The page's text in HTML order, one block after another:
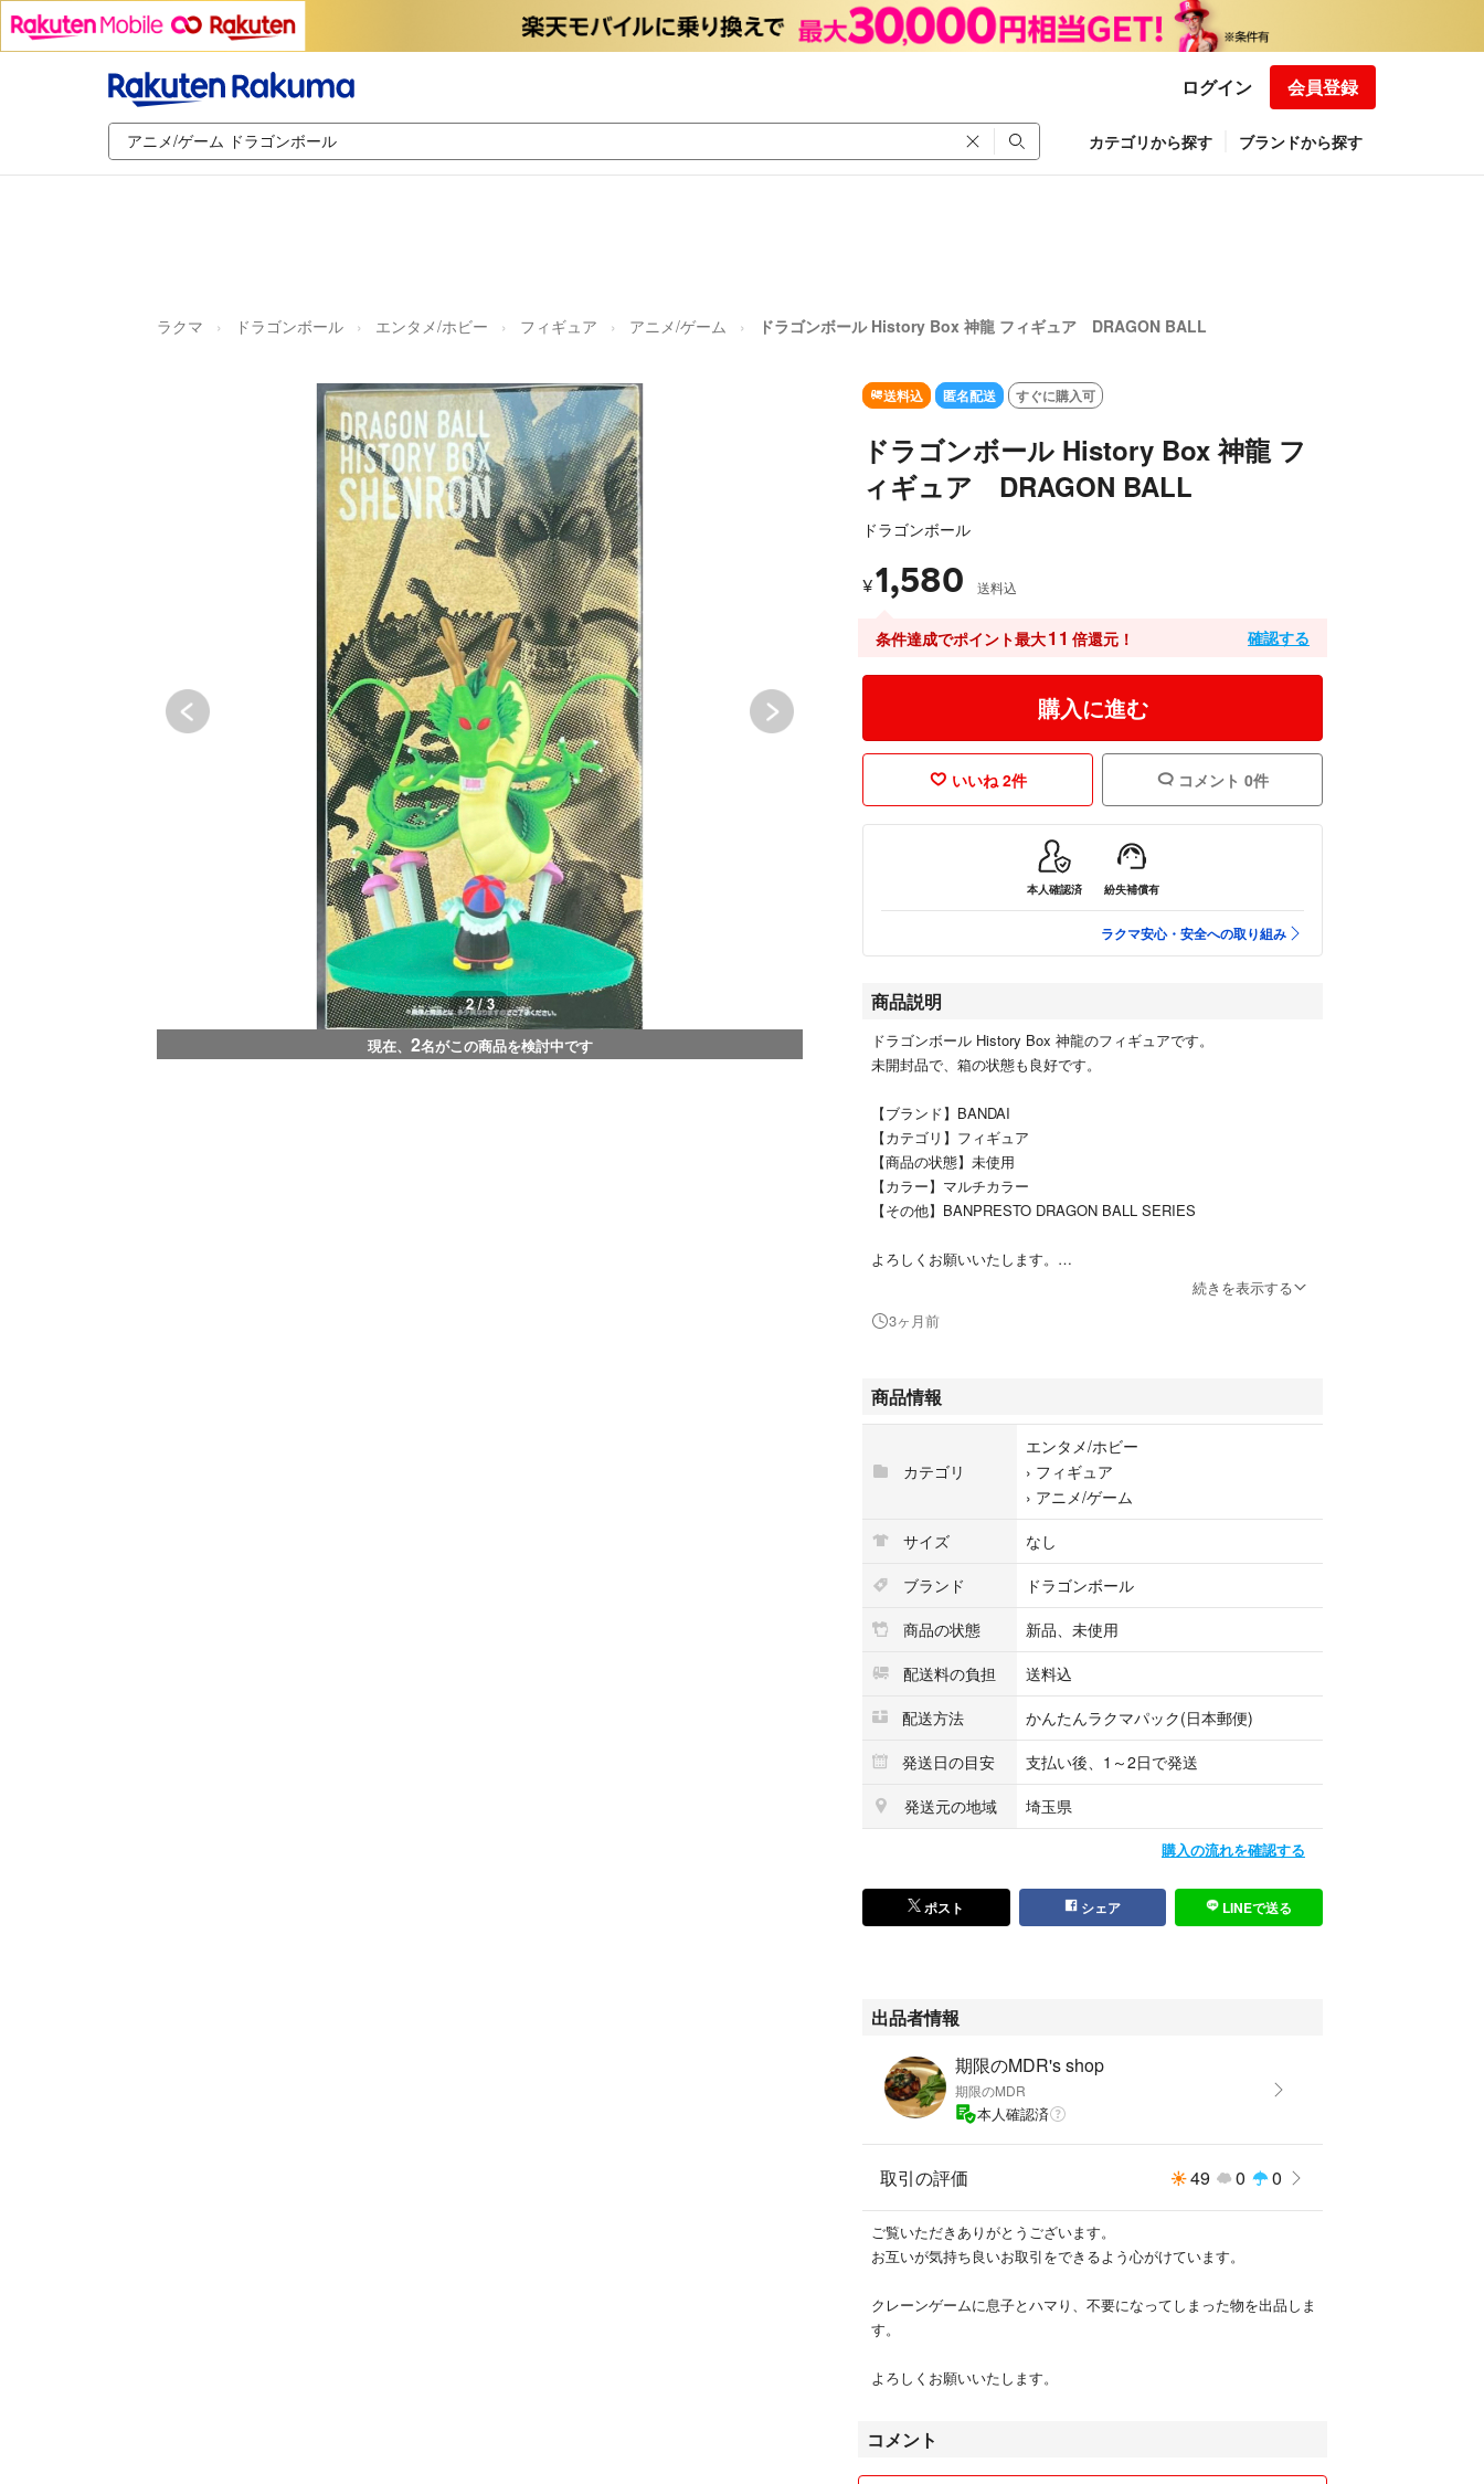
ログイン 会員登録
カテゴリから探す ブランドから探す
ラクマ ドラゴンボール エンタメ/ホビー フィギュア アニメ/ゲーム ドラゴンボール History Box 神龍 フィギュア DRAGON BALL
2 / 3
現在、 2名がこの商品を検討中です
送料込 匿名配送 すぐに購入可
ドラゴンボール History Box 神龍 フ
ィギュア DRAGON BALL
ドラゴンボール
¥1,580 送料込
条件達成でポイント最大11 倍還元！ 確認する
購入に進む
いいね 2件 コメント 0件
本人確認済 紛失補償有
ラクマ安心・安全への取り組み
商品説明
ドラゴンボール History Box 神龍のフィギュアです。
未開封品で、箱の状態も良好です。
【ブランド】BANDAI
【カテゴリ】フィギュア
【商品の状態】未使用
【カラー】マルチカラー
【その他】BANPRESTO DRAGON BALL SERIES
よろしくお願いいたします。
万が一、製品の内容に不都合がありましたら、恐れ入りますが、販売
元までお問い合わせください。
中身の発送と箱は折り畳んで入れます。
ゆうパケットポスト、ゆうパケットプラスでの発送を予定しておりま
すので、あらかじめご了承下さい。
続きを表示する
3ヶ月前
商品情報
カテゴリ
エンタメ/ホビー
› フィギュア
› アニメ/ゲーム
サイズ
なし
ブランド
ドラゴンボール
商品の状態
新品、未使用
配送料の負担
送料込
配送方法
かんたんラクマパック(日本郵便)
発送日の目安
支払い後、1～2日で発送
発送元の地域
埼玉県
購入の流れを確認する
ポスト シェア LINEで送る
出品者情報
期限のMDR's shop
期限のMDR
本人確認済
取引の評価 49 0 0
ご覧いただきありがとうございます。
お互いが気持ち良いお取引をできるよう心がけています。
クレーンゲームに息子とハマり、不要になってしまった物を出品しま
す。
よろしくお願いいたします。
コメント